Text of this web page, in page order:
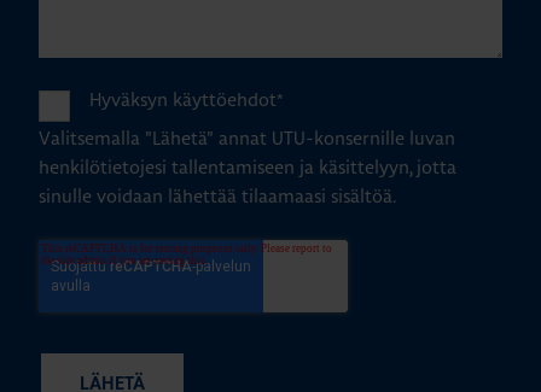
Hyväksyn käyttöehdot*
Valitsemalla "Lähetä" annat UTU-konsernille luvan
henkilötietojesi tallentamiseen ja käsittelyyn, jotta
sinulle voidaan lähettää tilaamaasi sisältöä.